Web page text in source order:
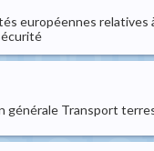
européennes relatives
générale Transport